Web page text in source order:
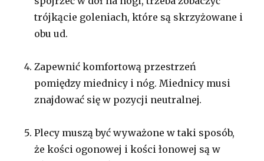
trójkącie goleniach, które są skrzyżowane i
obu ud.
Zapewnić komfortową przestrzeń
pomiędzy miednicy i nóg. Miednicy musi
znajdować się w pozycji neutralnej.
Plecy muszą być wyważone w taki sposób,
że kości ogonowej i kości łonowej są w